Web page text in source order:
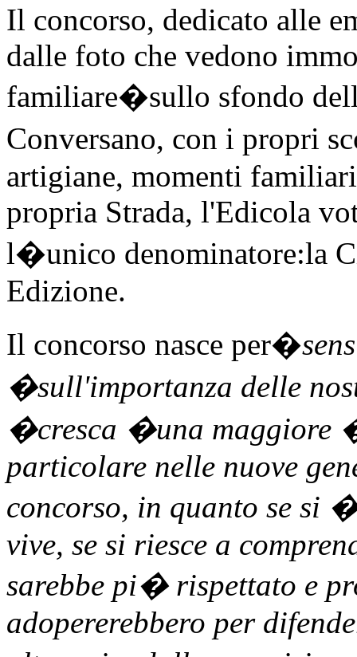
Il concorso, dedicato alle
dalle foto che vedono
familiare�sullo sfondo
Conversano, con i propri
artigiane, momenti
propria Strada, l'Edicola
l�unico denominatore:la
Edizione.
Il concorso nasce per�
�sull'importanza delle
�cresca �una maggiore
particolare nelle nuove
concorso, in quanto se si
vive, se si riesce a
sarebbe pi� rispettato e
adopererebbero per